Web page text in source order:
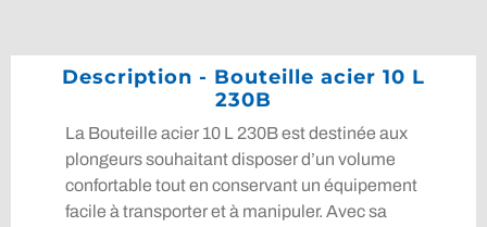
Description - Bouteille acier 10 L
230B
La Bouteille acier 10 L 230B est destinée aux
plongeurs souhaitant disposer d’un volume
confortable tout en conservant un équipement
facile à transporter et à manipuler. Avec sa